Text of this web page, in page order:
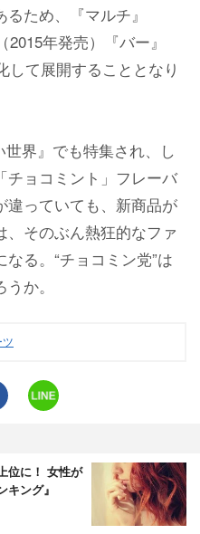
ため、『マルチ』
2015年発売）『バー』
して展開することとなり
界』でも特集され、し
チョコミント」フレーバ
違っていても、新商品が
そのぶん熱狂的なファ
る。“チョコミン党”は
か。
ツ
位に！ 女性が
ング』